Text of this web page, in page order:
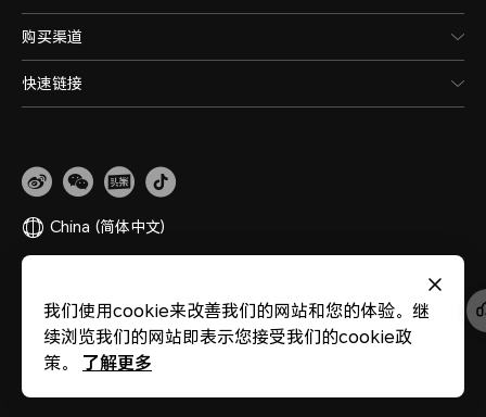
购买渠道
快速链接
China (简体中文)
版权所有 © 荣耀终端股份有限公司 2020-2026 保留一切权利。
44030002002883
粤ICP备20047157号
我们使用cookie来改善我们的网站和您的体验。继
续浏览我们的网站即表示您接受我们的cookie政
策。
了解更多